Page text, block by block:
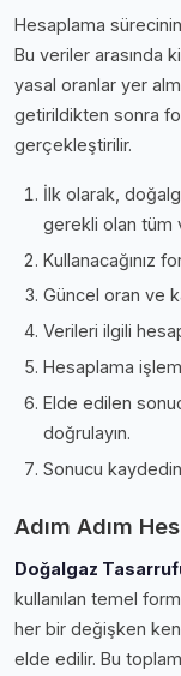
Hesaplama
Bu veriler arasında
yasal oranlar yer
getirildikten sonra
gerçekleştirilir.
İlk olarak,
gerekli olan tüm
Kullanacağınız
Güncel oran ve
Verileri ilgili
Hesaplama
Elde edilen
doğrulayın.
Sonucu
Adım Adım
Doğalgaz
kullanılan temel
her bir değişken
elde edilir. Bu